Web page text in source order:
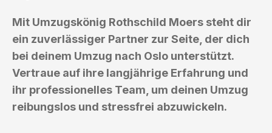
Mit Umzugskönig Rothschild Moers steht dir
ein zuverlässiger Partner zur Seite, der dich
bei deinem Umzug nach Oslo unterstützt.
Vertraue auf ihre langjährige Erfahrung und
ihr professionelles Team, um deinen Umzug
reibungslos und stressfrei abzuwickeln.